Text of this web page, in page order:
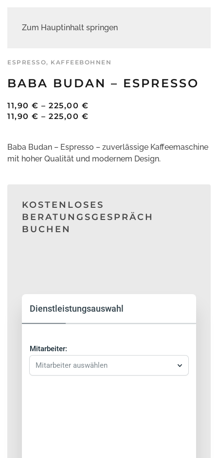
Zum Hauptinhalt springen
ESPRESSO, KAFFEEBOHNEN
BABA BUDAN – ESPRESSO
11,90 € – 225,00 €
11,90 € – 225,00 €
225,00 €
Baba Budan – Espresso – zuverlässige Kaffeemaschine
mit hoher Qualität und modernem Design.
KOSTENLOSES
BERATUNGSGESPRÄCH
BUCHEN
Dienstleistungsauswahl
Mitarbeiter:
Mitarbeiter auswählen